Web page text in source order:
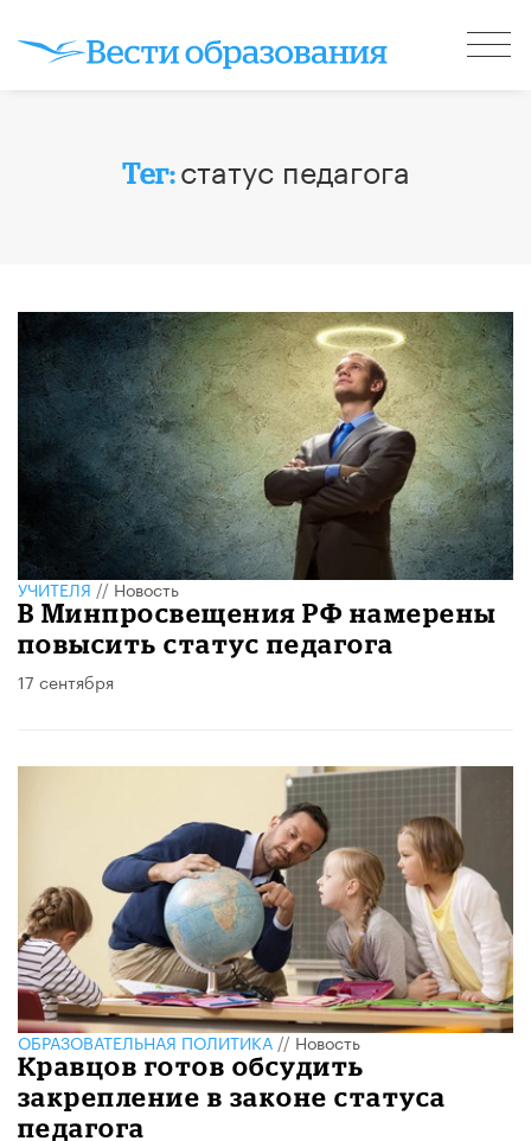
Тег:статус педагога
УЧИТЕЛЯ//Новость
В Минпросвещения РФ намерены
повысить статус педагога
17 сентября
ОБРАЗОВАТЕЛЬНАЯ ПОЛИТИКА//Новость
Кравцов готов обсудить
закрепление в законе статуса
педагога